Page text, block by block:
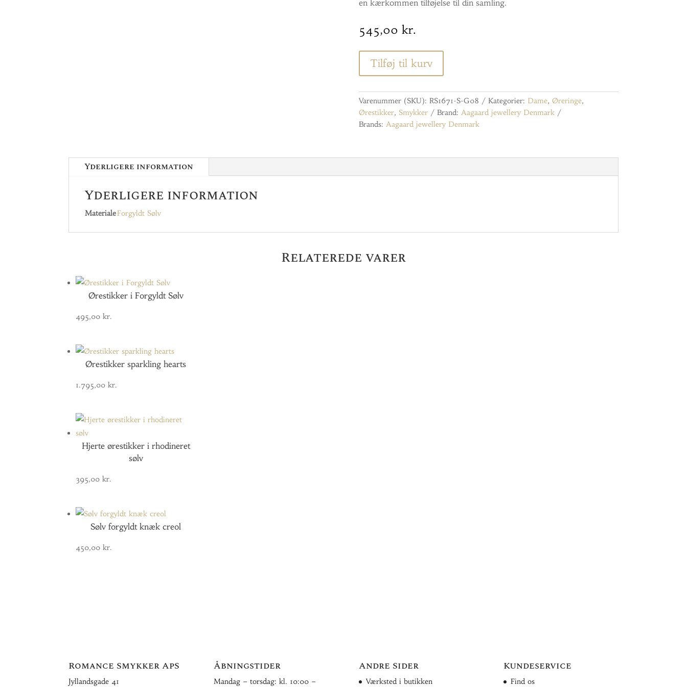
en kærkommen tilføjelse til din samling.
545,00 kr.
Tilføj til kurv
Varenummer (SKU): RS1671-S-G08 Kategorier: Dame, Øreringe,
Ørestikker, Smykker Brand: Aagaard jewellery Denmark
Brands: Aagaard jewellery Denmark
Yderligere information
Yderligere information
MaterialeForgyldt Sølv
Relaterede varer
Ørestikker i Forgyldt Sølv
495,00kr.
Ørestikker sparkling hearts
1.795,00kr.
Hjerte ørestikker i rhodineret
sølv
395,00kr.
Sølv forgyldt knæk creol
450,00kr.
Romance Smykker ApS
Jyllandsgade 41
Åbningstider
Mandag – torsdag: kl. 10:00 –
Andre Sider
Værksted i butikken
Kundeservice
Find os